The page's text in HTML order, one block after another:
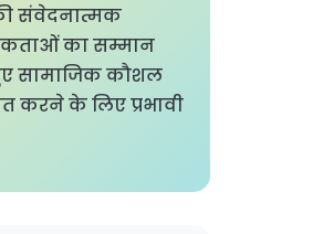
संवेदनात्मक
का सम्मान
सामाजिक कौशल
करने के लिए प्रभावी